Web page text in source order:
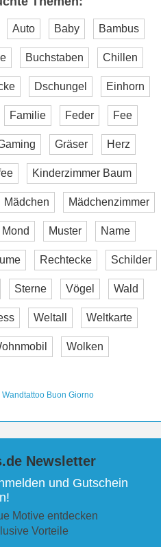
Auto Baby Bambus
Buchstaben Chillen
Dschungel Einhorn
Familie Feder Fee
Gräser Herz
Kinderzimmer Baum
Mädchen Mädchenzimmer
Mond Muster Name
Rechtecke Schilder
Sterne Vögel Wald
Weltall Weltkarte
Wolken
Wandtattoo Buon Giorno
Newsletter
und Gutschein
Motive entdecken
Vorteile